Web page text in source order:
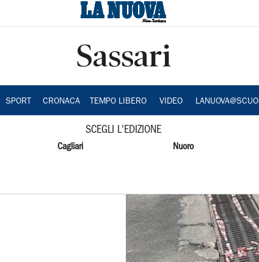
Sassari
SPORT CRONACA TEMPO LIBERO VIDEO
SCEGLI L'EDIZIONE
Cagliari Nuoro